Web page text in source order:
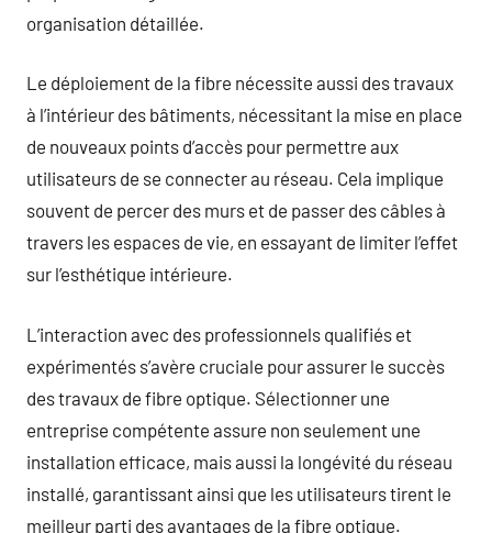
organisation détaillée.
Le déploiement de la fibre nécessite aussi des travaux
à l’intérieur des bâtiments, nécessitant la mise en place
de nouveaux points d’accès pour permettre aux
utilisateurs de se connecter au réseau. Cela implique
souvent de percer des murs et de passer des câbles à
travers les espaces de vie, en essayant de limiter l’effet
sur l’esthétique intérieure.
L’interaction avec des professionnels qualifiés et
expérimentés s’avère cruciale pour assurer le succès
des travaux de fibre optique. Sélectionner une
entreprise compétente assure non seulement une
installation efficace, mais aussi la longévité du réseau
installé, garantissant ainsi que les utilisateurs tirent le
meilleur parti des avantages de la fibre optique.